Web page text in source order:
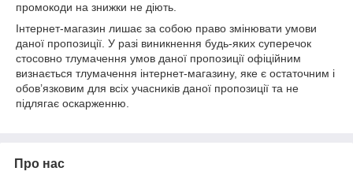
промокоди на знижки не діють.
Інтернет-магазин лишає за собою право змінювати умови
даної пропозиції. У разі виникнення будь-яких суперечок
стосовно тлумачення умов даної пропозиції офіційним
визнається тлумачення інтернет-магазину, яке є остаточним і
обов’язковим для всіх учасників даної пропозиції та не
підлягає оскарженню.
Про нас